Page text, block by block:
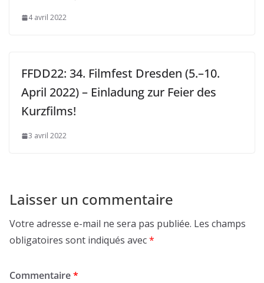
4 avril 2022
FFDD22: 34. Filmfest Dresden (5.–10.
April 2022) – Einladung zur Feier des
Kurzfilms!
3 avril 2022
Laisser un commentaire
Votre adresse e-mail ne sera pas publiée. Les champs
obligatoires sont indiqués avec*
Commentaire*